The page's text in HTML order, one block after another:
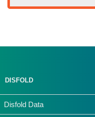
DISFOLD
Disfold Data